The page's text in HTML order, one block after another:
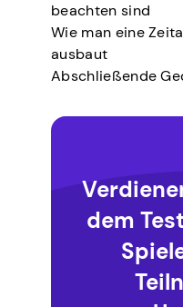
beachten sind
Wie man eine
ausbaut
Abschließende
dem